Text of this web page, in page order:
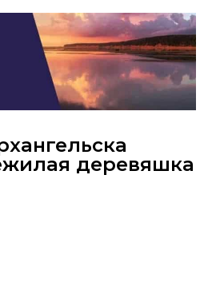
деревяшка